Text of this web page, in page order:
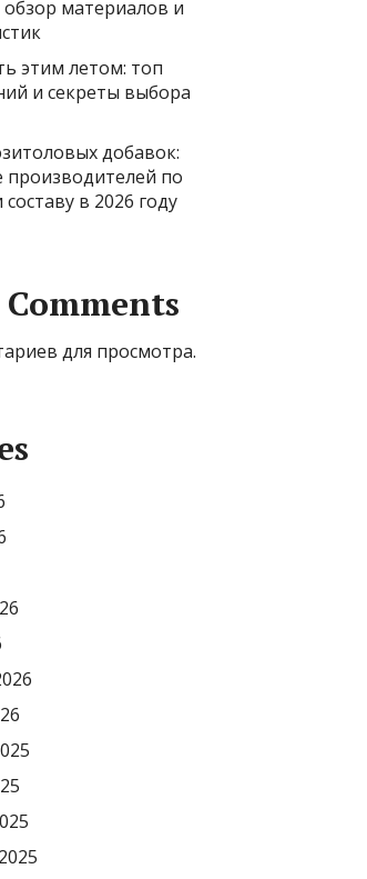
материалов и
этим летом: топ
и секреты выбора
добавок:
производителей по
составу в 2026 году
для просмотра.